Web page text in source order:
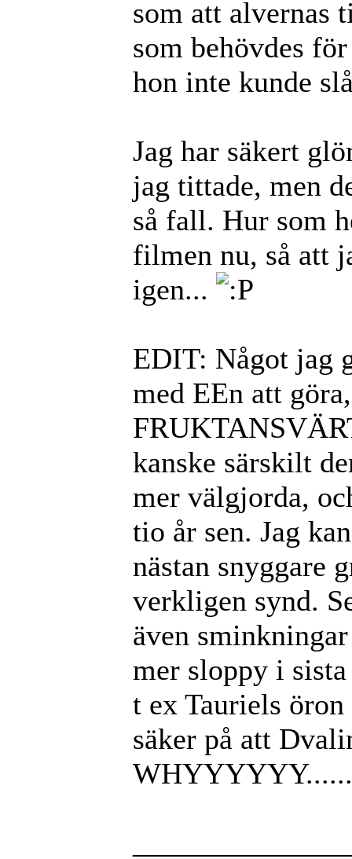
som att alvernas
som behövdes
hon inte kunde
Jag har säkert
jag tittade, men
så fall. Hur som
filmen nu, så att
igen...
EDIT: Något jag
med EEn att
kanske särskilt
mer välgjorda,
tio år sen. Jag
nästan snyggare
verkligen synd.
även
mer sloppy i
t ex Tauriels
säker på att
WHYYYYYY......